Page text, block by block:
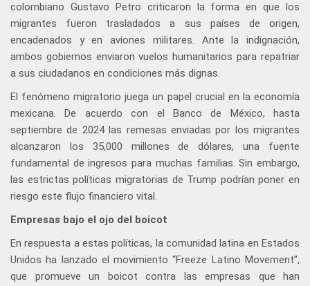
colombiano Gustavo Petro criticaron la forma en que los
migrantes fueron trasladados a sus países de origen,
encadenados y en aviones militares. Ante la indignación,
ambos gobiernos enviaron vuelos humanitarios para repatriar
a sus ciudadanos en condiciones más dignas.
El fenómeno migratorio juega un papel crucial en la economía
mexicana. De acuerdo con el Banco de México, hasta
septiembre de 2024 las remesas enviadas por los migrantes
alcanzaron los 35,000 millones de dólares, una fuente
fundamental de ingresos para muchas familias. Sin embargo,
las estrictas políticas migratorias de Trump podrían poner en
riesgo este flujo financiero vital.
Empresas bajo el ojo del boicot
En respuesta a estas políticas, la comunidad latina en Estados
Unidos ha lanzado el movimiento “Freeze Latino Movement”,
que promueve un boicot contra las empresas que han